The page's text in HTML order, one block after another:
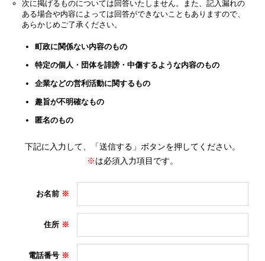
次に掲げるものについては回答いたしません。また、記入漏れの
ある場合や内容によっては回答ができないこともありますので、
あらかじめご了承ください。
町政に関係ない内容のもの
特定の個人・団体を誹謗・中傷するような内容のもの
企業などの営利活動に関するもの
趣旨が不明確なもの
匿名のもの
下記に入力して、「送信する」ボタンを押してください。
※は必須入力項目です。
お名前
住所
電話番号